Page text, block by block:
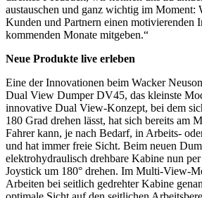
austauschen und ganz wichtig im Moment:
Kunden und Partnern einen motivierenden
kommenden Monate mitgeben.“
Neue Produkte live erleben
Eine der Innovationen beim Wacker
Dual View Dumper DV45, das kleinste
innovative Dual View-Konzept, bei dem
180 Grad drehen lässt, hat sich bereits am
Fahrer kann, je nach Bedarf, in Arbeits-
und hat immer freie Sicht. Beim neuen
elektrohydraulisch drehbare Kabine nun
Joystick um 180° drehen. Im Multi-View-
Arbeiten bei seitlich gedrehter Kabine